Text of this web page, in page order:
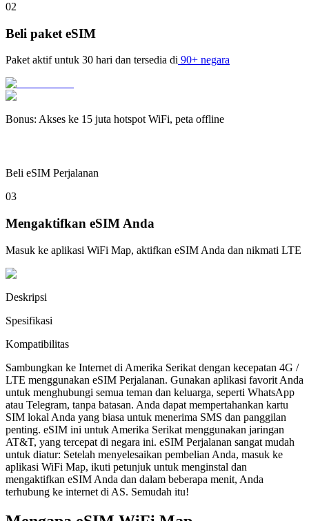
02
Beli paket eSIM
Paket aktif untuk 30 hari dan tersedia di 90+ negara
Bonus: Akses ke 15 juta hotspot WiFi, peta offline
Beli eSIM Perjalanan
03
Mengaktifkan eSIM Anda
Masuk ke aplikasi WiFi Map, aktifkan eSIM Anda dan nikmati LTE
Deskripsi
Spesifikasi
Kompatibilitas
Sambungkan ke Internet di Amerika Serikat dengan kecepatan 4G /
LTE menggunakan eSIM Perjalanan. Gunakan aplikasi favorit Anda
untuk menghubungi semua teman dan keluarga, seperti WhatsApp
atau Telegram, tanpa batasan. Anda dapat mempertahankan kartu
SIM lokal Anda yang biasa untuk menerima SMS dan panggilan
penting. eSIM ini untuk Amerika Serikat menggunakan jaringan
AT&T, yang tercepat di negara ini. eSIM Perjalanan sangat mudah
untuk diatur: Setelah menyelesaikan pembelian Anda, masuk ke
aplikasi WiFi Map, ikuti petunjuk untuk menginstal dan
mengaktifkan eSIM Anda dan dalam beberapa menit, Anda
terhubung ke internet di AS. Semudah itu!